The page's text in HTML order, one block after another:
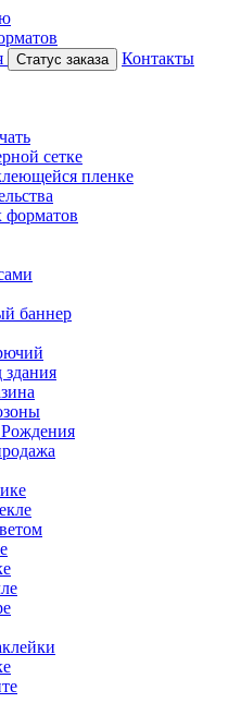
Статус заказа
Контакты
сетке
пленке
форматов
баннер
здания